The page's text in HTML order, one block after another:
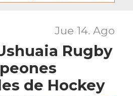
Jue 14. Ago
Rugby
de Hockey